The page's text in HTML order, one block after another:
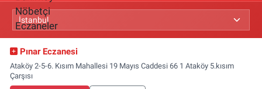
Pınar Eczanesi
Ataköy 2-5-6. Kısım Mahallesi 19 Mayıs Caddesi 66 1 Ataköy 5.kısım
Çarşısı